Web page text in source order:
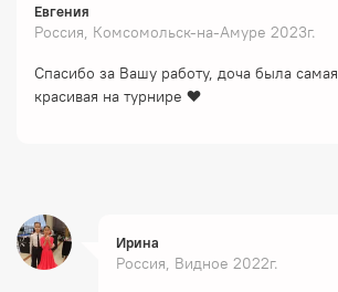
Евгения
Россия, Комсомольск-на-Амуре 2023г.
Спасибо за Вашу работу, доча была самая
красивая на турнире ❤️
Ирина
Россия, Видное 2022г.